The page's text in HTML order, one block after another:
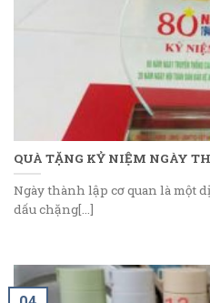
QUÀ TẶNG KỶ NIỆM NGÀY
Ngày thành lập cơ quan là một
dấu chặng[...]